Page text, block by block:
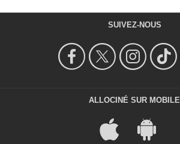
SUIVEZ-NOUS
ALLOCINÉ SUR MOBILE